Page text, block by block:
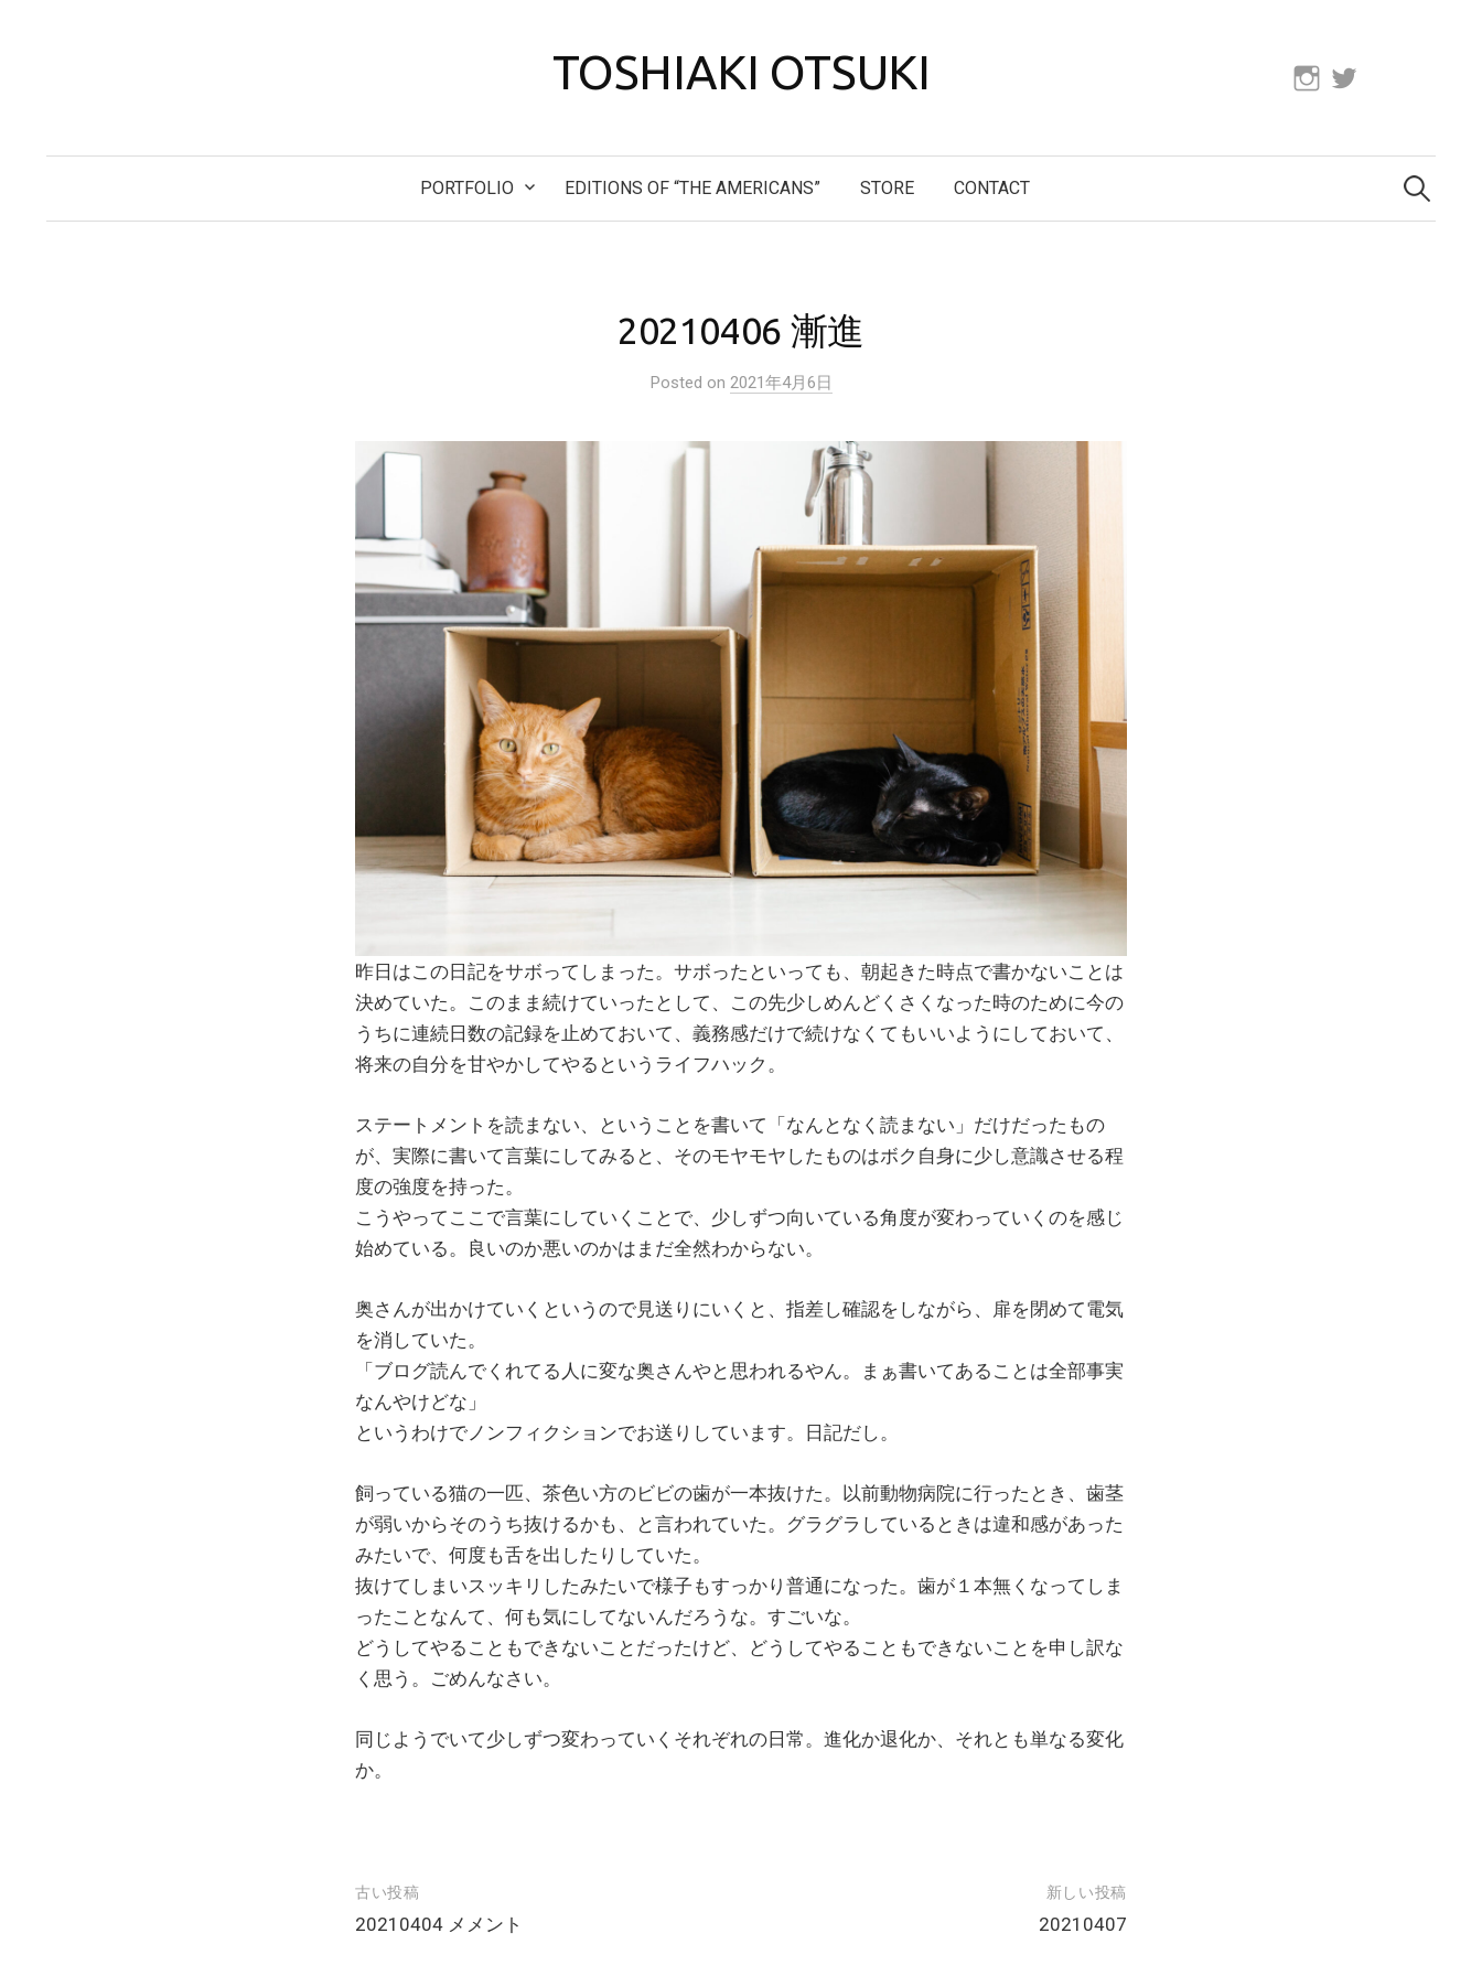
TOSHIAKI OTSUKI Instagram
PORTFOLIO EDITIONS OF “THE AMERICANS” STORE CONTACT
検
索:
20210406 漸進
Posted on 2021年4月6日
昨日はこの日記をサボってしまった。サボったといっても、朝起きた時点で書かないことは
決めていた。このまま続けていったとして、この先少しめんどくさくなった時のために今の
うちに連続日数の記録を止めておいて、義務感だけで続けなくてもいいようにしておいて、
将来の自分を甘やかしてやるというライフハック。
ステートメントを読まない、ということを書いて「なんとなく読まない」だけだったもの
が、実際に書いて言葉にしてみると、そのモヤモヤしたものはボク自身に少し意識させる程
度の強度を持った。
こうやってここで言葉にしていくことで、少しずつ向いている角度が変わっていくのを感じ
始めている。良いのか悪いのかはまだ全然わからない。
奥さんが出かけていくというので見送りにいくと、指差し確認をしながら、扉を閉めて電気
を消していた。
「ブログ読んでくれてる人に変な奥さんやと思われるやん。まぁ書いてあることは全部事実
なんやけどな」
というわけでノンフィクションでお送りしています。日記だし。
飼っている猫の一匹、茶色い方のビビの歯が一本抜けた。以前動物病院に行ったとき、歯茎
が弱いからそのうち抜けるかも、と言われていた。グラグラしているときは違和感があった
みたいで、何度も舌を出したりしていた。
抜けてしまいスッキリしたみたいで様子もすっかり普通になった。歯が１本無くなってしま
ったことなんて、何も気にしてないんだろうな。すごいな。
どうしてやることもできないことだったけど、どうしてやることもできないことを申し訳な
く思う。ごめんなさい。
同じようでいて少しずつ変わっていくそれぞれの日常。進化か退化か、それとも単なる変化
か。
投
稿
古い投稿
20210404 メメント
新しい投稿
20210407